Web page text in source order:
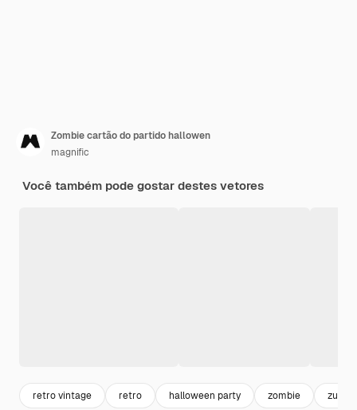
Zombie cartão do partido hallowen
magnific
Você também pode gostar destes vetores
retro vintage retro halloween party zombie zumbi